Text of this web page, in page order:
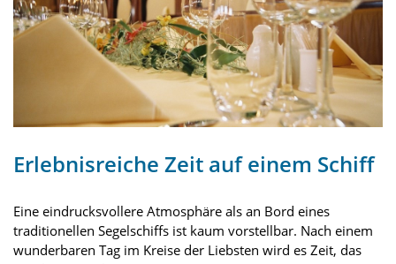
Erlebnisreiche Zeit auf einem Schiff
Eine eindrucksvollere Atmosphäre als an Bord eines
traditionellen Segelschiffs ist kaum vorstellbar. Nach einem
wunderbaren Tag im Kreise der Liebsten wird es Zeit, das